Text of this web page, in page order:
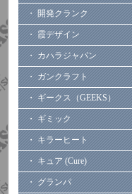
・ 開発クランク
・ 霞デザイン
・ カハラジャパン
・ ガンクラフト
・ ギークス（GEEKS）
・ ギミック
・ キラーヒート
・ キュア (Cure)
・ グランパ